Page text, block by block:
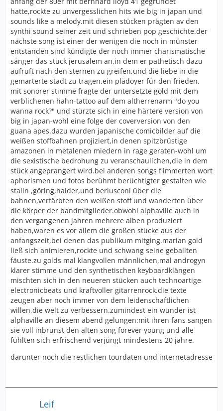
hatte,rockte zu unvergesslichen hits wie big in japan und
sounds like a melody.mit diesen stücken prägten av den
synthi sound seiner zeit und schrieben pop geschichte.der
nächste song ist einer der wenigen die noch in münster
entstanden sind kündigte der noch immer charismatische
sänger das stück jerusalem an,in dem er pathetisch dazu
aufruft nach den sternen zu greifen,und die liebe in die
gemarterte stadt zu tragen.ein plädoyer für den frieden.
mit sonorer stimme fragte der untersetzte gold mit dem
verblichenen hahn-tattoo auf dem altherrenarm "do you
wanna rock?" und stürzte sich in eine härtere version von
big in japan-wohl eine folge der coverversion von den
guana apes.dazu wurden japanische comicbilder auf die
weißen stoffbahnen projiziert,in denen spitzbrüstige
amazonen in metalenen miedern in rage geraten-wohl um
die sexistische bedrohung zu veranschaulichen,die in dem
stück angeprangert wird.bei anderen songs flimmerten wort
aphorismen und fotos berühmt berüchtigter gestalten wie
stalin ,göring,haider,und berlusconi über die
bahnen,verfärbten den weißen stoff und wanderten über
die körper der bandmitglieder.obwohl alphaville auch in
den vergangenen jahren mehrere alben produziert
haben,waren es vor allem die großen stücke aus der
anfangszeit,bei denen das publikum mitging.marian gold
ließ sich animieren,rockte und schwang seine geballten
fäuste.zu golds mal klangvollen männlichen,mal androgyn
klarer stimme und den synthetischen keyboardklängen
mischten sich in den neueren stücken auch technoartige
electronicbeats und kraftvoller gitarrenrock.die texte
zeugen aber noch immer von dem leidenschaftlichen
willen,die welt zu verbessern.zumindest ein wunder ist
alphaville an diesem abend gelungen:mit ihren fans sangen
sie voll inbrunst den alten song forever young und alle
fühlten sich erfrischend verjüngt-mindestens 20 jahre.
darunter noch die restlichen tourdaten und internetadresse
Leif